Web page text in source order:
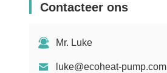
Contacteer ons
Mr. Luke
luke@ecoheat-pump.com